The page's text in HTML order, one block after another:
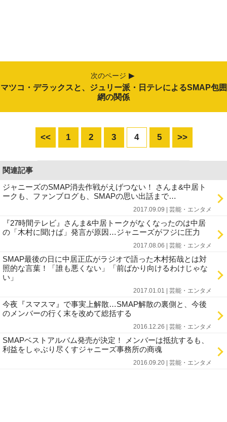
次のページ
マツコ・デラックスと、ジュリー派・日テレによるSMAP包囲
網の関係
<< 1 2 3 4 5 >>
関連記事
ジャニーズのSMAP消去作戦がえげつない！ さんま&中居ト
ークも、ファンブログも、SMAPの思い出話まで…
2017.09.09 | 芸能・エンタメ
『27時間テレビ』さんま&中居トークがなくなったのは中居
の「木村に聞けば」発言が原因…ジャニーズがフジに圧力
2017.08.06 | 芸能・エンタメ
SMAP最後の日に中居正広がラジオで語った木村拓哉とは対
照的な言葉！「誰も悪くない」「前ばかり向けるわけじゃな
い」
2017.01.01 | 芸能・エンタメ
今夜『スマスマ』で事実上解散…SMAP解散の裏側と、今後
のメンバーの行く末を改めて総括する
2016.12.26 | 芸能・エンタメ
SMAPベストアルバム発売が決定！ メンバーは抵抗するも、
利益をしゃぶり尽くすジャニーズ事務所の商魂
2016.09.20 | 芸能・エンタメ